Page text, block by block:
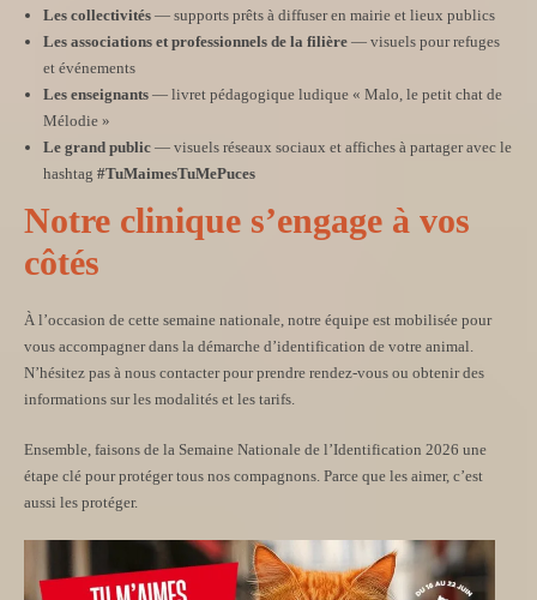
Les collectivités— supports prêts à diffuser en mairie et lieux publics
Les associations et professionnels de la filière— visuels pour refuges
et événements
Les enseignants— livret pédagogique ludique « Malo, le petit chat de
Mélodie »
Le grand public— visuels réseaux sociaux et affiches à partager avec le
hashtag #TuMaimesTuMePuces
Notre clinique s’engage à vos
côtés
À l’occasion de cette semaine nationale, notre équipe est mobilisée pour
vous accompagner dans la démarche d’identification de votre animal.
N’hésitez pas à nous contacter pour prendre rendez-vous ou obtenir des
informations sur les modalités et les tarifs.
Ensemble, faisons de la Semaine Nationale de l’Identification 2026 une
étape clé pour protéger tous nos compagnons. Parce que les aimer, c’est
aussi les protéger.